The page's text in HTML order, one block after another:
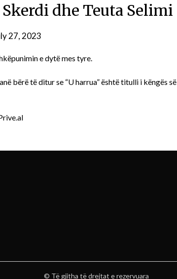
Skerdi dhe Teuta Selimi
27, 2023
e dytë mes tyre.
bërë të ditur se “U harrua” është titulli i këngës së
© Të gjitha të drejtat e rezervuara